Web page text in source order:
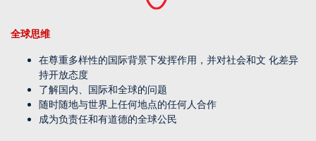
全球思维
在尊重多样性的国际背景下发挥作用，并对社会和文 化差异
持开放态度
了解国内、国际和全球的问题
随时随地与世界上任何地点的任何人合作
成为负责任和有道德的全球公民